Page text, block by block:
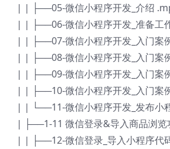
| | ├──05-微信小程序开发_介绍
| | ├──06-微信小程序开发_准备工
| | ├──07-微信小程序开发_入门案
| | ├──08-微信小程序开发_入门案
| | ├──09-微信小程序开发_入门案
| | ├──10-微信小程序开发_入门案
| | └──11-微信小程序开发_发布小
| ├──1-11 微信登录&导入商品浏览
| | ├──12-微信登录_导入小程序代